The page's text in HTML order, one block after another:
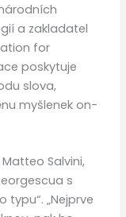
a zakladatel
for
poskytuje
slova,
myšlenek on-
Salvini,
s
typu“. „Nejprve